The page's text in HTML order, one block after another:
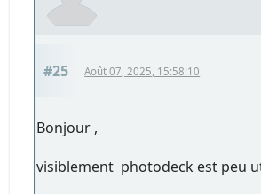
#25 Août 07, 2025, 15:58:10
Bonjour ,
visiblement photodeck est peu